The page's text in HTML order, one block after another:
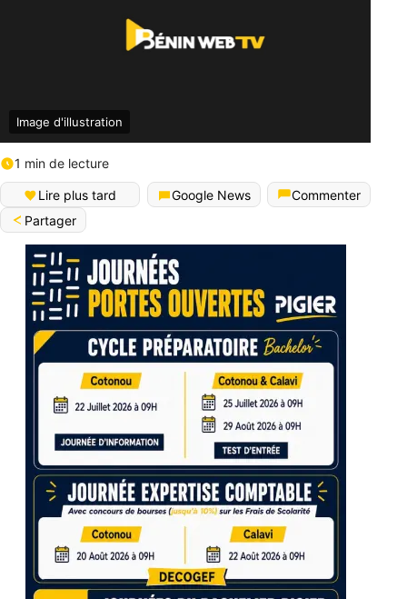
Image d'illustration
1 min de lecture
Lire plus tard Google News
Commenter
Partager